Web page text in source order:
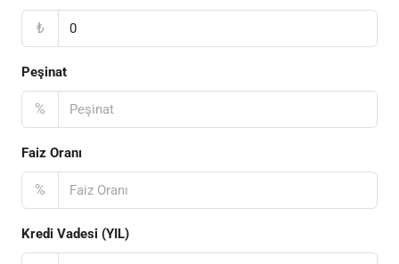
₺
Peşinat
%
Faiz Oranı
%
Kredi Vadesi (YIL)